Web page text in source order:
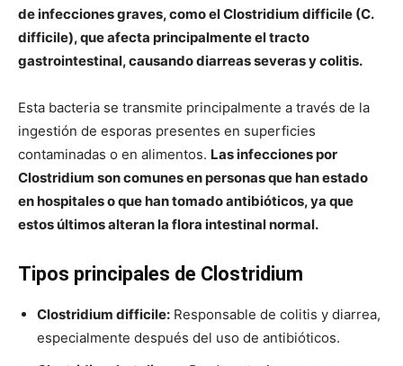
de infecciones graves, como el Clostridium difficile (C.
difficile), que afecta principalmente el tracto
gastrointestinal, causando diarreas severas y colitis.
Esta bacteria se transmite principalmente a través de la
ingestión de esporas presentes en superficies
contaminadas o en alimentos. Las infecciones por
Clostridium son comunes en personas que han estado
en hospitales o que han tomado antibióticos, ya que
estos últimos alteran la flora intestinal normal.
Tipos principales de Clostridium
Clostridium difficile: Responsable de colitis y diarrea,
especialmente después del uso de antibióticos.